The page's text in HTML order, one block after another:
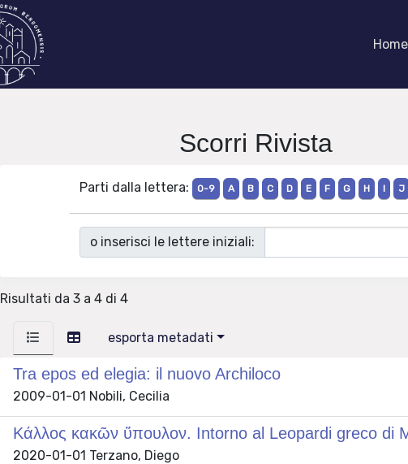
Home
Scorri Rivista
Parti dalla lettera: 0-9 A B C D E F G H I J
o inserisci le lettere iniziali:
Risultati da 3 a 4 di 4
esporta metadati
Tra epos ed elegia: il nuovo Archiloco
2009-01-01 Nobili, Cecilia
Κάλλος κακῶν ὕπουλον. Intorno al Leopardi greco di
2020-01-01 Terzano, Diego